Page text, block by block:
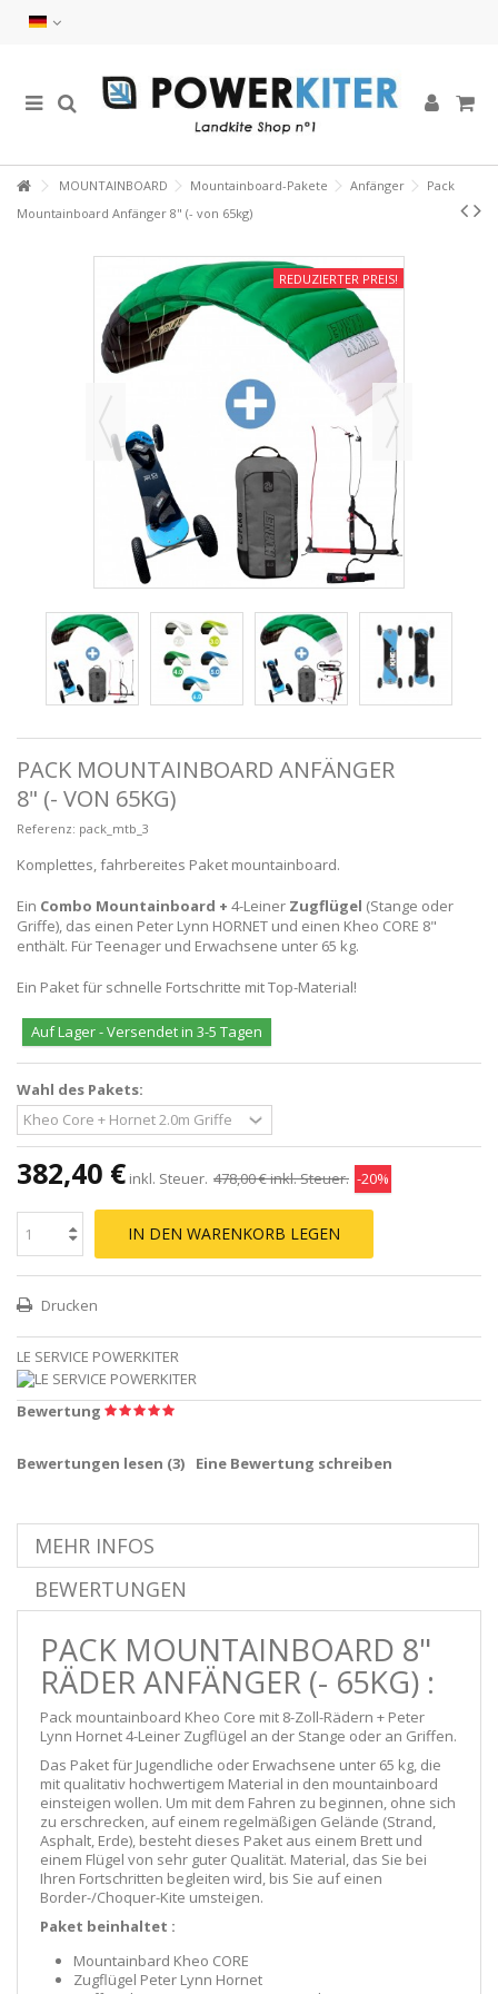
MOUNTAINBOARD Mountainboard-Pakete Anfänger
Pack
Mountainboard Anfänger 8" (- von 65kg)
REDUZIERTER PREIS!
PACK MOUNTAINBOARD ANFÄNGER
8" (- VON 65KG)
Referenz: pack_mtb_3
Komplettes, fahrbereites Paket mountainboard.
Ein Combo Mountainboard + 4-Leiner Zugflügel (Stange oder
Griffe), das einen Peter Lynn HORNET und einen Kheo CORE 8"
enthält. Für Teenager und Erwachsene unter 65 kg.
Ein Paket für schnelle Fortschritte mit Top-Material!
Auf Lager - Versendet in 3-5 Tagen
Wahl des Pakets:
382,40 € inkl. Steuer. 478,00 €inkl. Steuer. -20%
IN DEN WARENKORB LEGEN
Drucken
LE SERVICE POWERKITER
Bewertung
Bewertungen lesen (3) Eine Bewertung schreiben
MEHR INFOS
BEWERTUNGEN
PACK MOUNTAINBOARD 8"
RÄDER ANFÄNGER (- 65KG) :
Pack mountainboard Kheo Core mit 8-Zoll-Rädern + Peter
Lynn Hornet 4-Leiner Zugflügel an der Stange oder an Griffen.
Das Paketfür Jugendliche oder Erwachsene unter 65 kg, die
mit qualitativ hochwertigem Material in den mountainboard
einsteigen wollen. Um mit dem Fahren zu beginnen, ohne sich
zu erschrecken, auf einem regelmäßigen Gelände (Strand,
Asphalt, Erde), besteht dieses Paket aus einem Brett und
einem Flügel von sehr guter Qualität. Material, das Sie bei
Ihren Fortschritten begleiten wird, bis Sie auf einen
Border-/Choquer-Kite umsteigen.
Paket beinhaltet :
Mountainbard Kheo CORE
Zugflügel Peter Lynn Hornet